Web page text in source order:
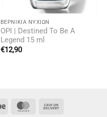
BΕΡΝΊΚΙΑ ΝΥΧΙΏΝ
OPI | Destined To Be A
Legend 15 ml
€12,90
Stripe MasterCard